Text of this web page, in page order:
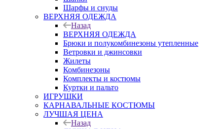
Шарфы и снуды
ВЕРХНЯЯ ОДЕЖДА
Назад
ВЕРХНЯЯ ОДЕЖДА
Брюки и полукомбинезоны утепленные
Ветровки и джинсовки
Жилеты
Комбинезоны
Комплекты и костюмы
Куртки и пальто
ИГРУШКИ
КАРНАВАЛЬНЫЕ КОСТЮМЫ
ЛУЧШАЯ ЦЕНА
Назад